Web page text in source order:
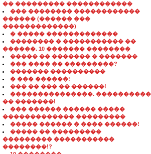
�� ��������� ������������
��� �������� ������������
������ (������ ���
�������������)
� ����� �������������
�������� � ����������� ��
������. 10 ������� ��������
����� �� ������� � �������
��� ���� �� ���������?
������� ����������
� ��� ������!
��� �� ��� �� ������!
���������������. ����������
�� �������!
��� ������ ������ �����
������������� ���������
����� ������ � ���� ������!
����� �� ���������
��������� �����������
��������!?